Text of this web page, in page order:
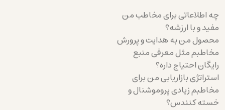
چه اطلاعاتی برای مخاطب من
مفید و با ارزشه؟
محصول من به هدایت و پرورش
مخاطبم مثل معرفی منبع
رایگان احتیاج داره؟
استراتژی بازاریابی من برای
مخاطبم زیادی پروموشنال و
خسته کنندس؟